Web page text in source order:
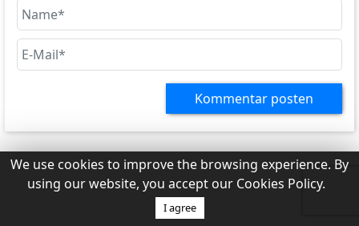
We use cookies to improve the browsing experience. By
using our website, you accept our Cookies Policy.
I agree